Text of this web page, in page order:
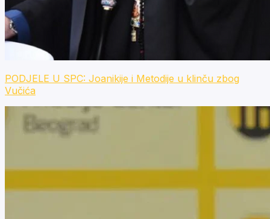
PODJELE U SPC: Joanikije i Metodije u klinču zbog
Vučića